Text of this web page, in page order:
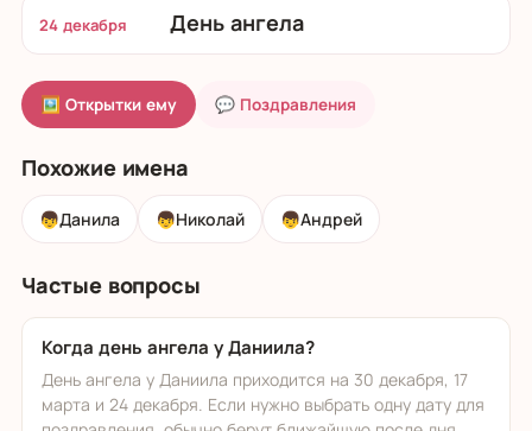
24 декабря День ангела
🖼 Открытки ему 💬 Поздравления
Похожие имена
👦Данила 👦Николай 👦Андрей
Частые вопросы
Когда день ангела у Даниила?
День ангела у Даниила приходится на 30 декабря, 17
марта и 24 декабря. Если нужно выбрать одну дату для